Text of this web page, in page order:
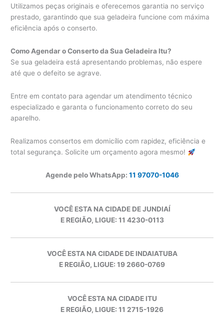
Utilizamos peças originais e oferecemos garantia no serviço
prestado, garantindo que sua geladeira funcione com máxima
eficiência após o conserto.
Como Agendar o Conserto da Sua Geladeira Itu?
Se sua geladeira está apresentando problemas, não espere
até que o defeito se agrave.
Entre em contato para agendar um atendimento técnico
especializado e garanta o funcionamento correto do seu
aparelho.
Realizamos consertos em domicílio com rapidez, eficiência e
total segurança. Solicite um orçamento agora mesmo!
Agende pelo WhatsApp: 11 97070-1046
VOCÊ ESTA NA CIDADE DE JUNDIAÍ
E REGIÃO, LIGUE: 11 4230-0113
VOCÊ ESTA NA CIDADE DE INDAIATUBA
E REGIÃO, LIGUE: 19 2660-0769
VOCÊ ESTA NA CIDADE ITU
E REGIÃO, LIGUE: 11 2715-1926